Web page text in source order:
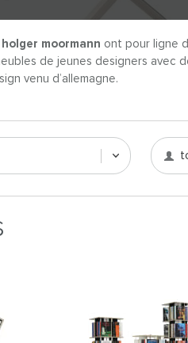
holger moormann ont pour ligne
de jeunes designers avec
venu d’allemagne.